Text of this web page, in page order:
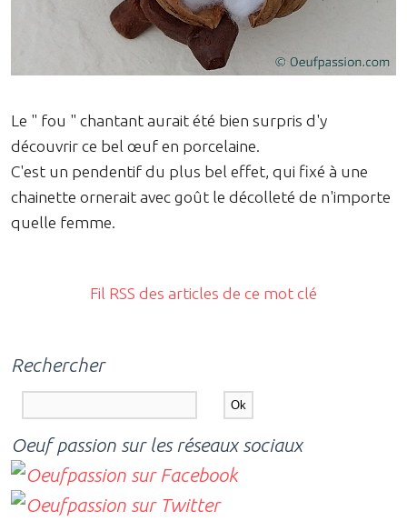
Le " fou " chantant aurait été bien surpris d'y
découvrir ce bel œuf en porcelaine.
C'est un pendentif du plus bel effet, qui fixé à une
chainette ornerait avec goût le décolleté de n'importe
quelle femme.
Fil RSS des articles de ce mot clé
Rechercher
Oeuf passion sur les réseaux sociaux